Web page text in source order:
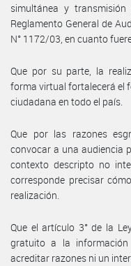
simultánea y
Reglamento General de
N° 1172/03, en cuanto
Que por su parte, la
forma virtual fortalecerá el
ciudadana en todo el país.
Que por las razones
convocar a una audiencia
contexto descripto no
corresponde precisar
realización.
Que el artículo 3° de la
gratuito a la información
acreditar razones ni un